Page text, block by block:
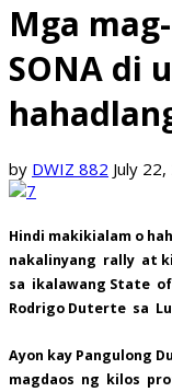
Mga
SONA di
by DWIZ 882 July
Hindi makikialam o
nakalinyang rally at
sa ikalawang State
Rodrigo Duterte sa
Ayon kay Pangulong
magdaos ng kilos